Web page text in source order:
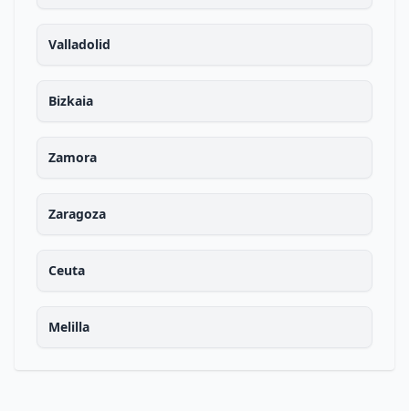
Valladolid
Bizkaia
Zamora
Zaragoza
Ceuta
Melilla